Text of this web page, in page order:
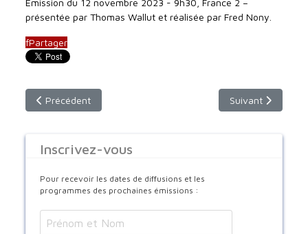
Emission du 12 novembre 2023 - 9h30, France 2 –
présentée par Thomas Wallut et réalisée par Fred Nony.
fPartager
Article précédent : Dimanche 26 novembre 2023 - de 8h30 à
Précédent Article suivant :
Suivant
Inscrivez-vous
Pour recevoir les dates de diffusions et les
programmes des prochaines émissions :